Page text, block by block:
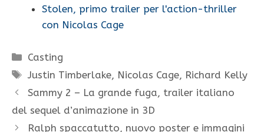
Stolen, primo trailer per l'action-thriller
con Nicolas Cage
Categorie
Casting
Tag
Justin Timberlake, Nicolas Cage, Richard Kelly
Sammy 2 – La grande fuga, trailer italiano
del sequel d’animazione in 3D
Ralph spaccatutto, nuovo poster e immagini